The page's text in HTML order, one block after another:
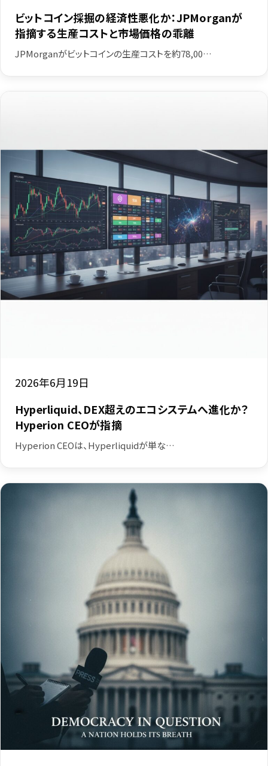
ビットコイン採掘の経済性悪化か：JPMorganが
指摘する生産コストと市場価格の乖離
JPMorganがビットコインの生産コストを約78,00…
2026年6月19日
Hyperliquid、DEX超えのエコシステムへ進化か？
Hyperion CEOが指摘
Hyperion CEOは、Hyperliquidが単な…